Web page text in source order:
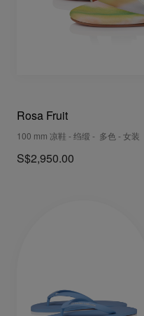
Rosa Fruit
100 mm 凉鞋 - 绉缎 - 多色 - 女装
S$2,950.00